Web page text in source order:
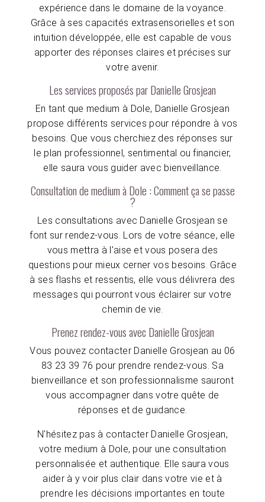
expérience dans le domaine de la voyance.
Grâce à ses capacités extrasensorielles et son
intuition développée, elle est capable de vous
apporter des réponses claires et précises sur
votre avenir.
Les services proposés par Danielle Grosjean
En tant que medium à Dole, Danielle Grosjean
propose différents services pour répondre à vos
besoins. Que vous cherchiez des réponses sur
le plan professionnel, sentimental ou financier,
elle saura vous guider avec bienveillance.
Consultation de medium à Dole : Comment ça se passe
?
Les consultations avec Danielle Grosjean se
font sur rendez-vous. Lors de votre séance, elle
vous mettra à l'aise et vous posera des
questions pour mieux cerner vos besoins. Grâce
à ses flashs et ressentis, elle vous délivrera des
messages qui pourront vous éclairer sur votre
chemin de vie.
Prenez rendez-vous avec Danielle Grosjean
Vous pouvez contacter Danielle Grosjean au 06
83 23 39 76 pour prendre rendez-vous. Sa
bienveillance et son professionnalisme sauront
vous accompagner dans votre quête de
réponses et de guidance.
N'hésitez pas à contacter Danielle Grosjean,
votre medium à Dole, pour une consultation
personnalisée et authentique. Elle saura vous
aider à y voir plus clair dans votre vie et à
prendre les décisions importantes en toute